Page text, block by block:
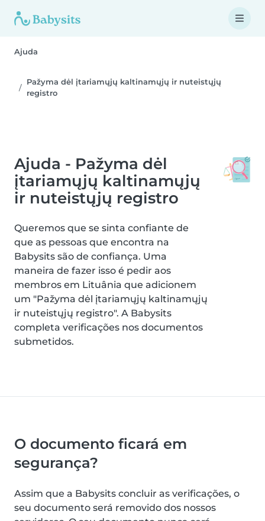
Ajuda
Pažyma dėl įtariamųjų kaltinamųjų ir nuteistųjų
registro
Ajuda - Pažyma dėl
įtariamųjų kaltinamųjų
ir nuteistųjų registro
Queremos que se sinta confiante de
que as pessoas que encontra na
Babysits são de confiança. Uma
maneira de fazer isso é pedir aos
membros em Lituânia que adicionem
um "Pažyma dėl įtariamųjų kaltinamųjų
ir nuteistųjų registro". A Babysits
completa verificações nos documentos
submetidos.
O documento ficará em
segurança?
Assim que a Babysits concluir as verificações, o
seu documento será removido dos nossos